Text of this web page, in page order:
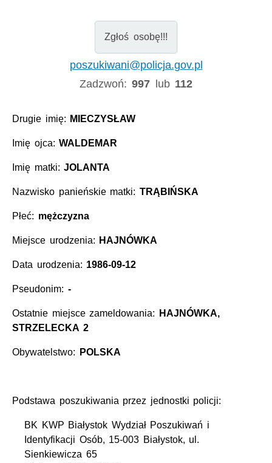
Zgłoś osobę!!!
poszukiwani@policja.gov.pl
Zadzwoń:997 lub 112
Drugie imię: MIECZYSŁAW
Imię ojca:WALDEMAR
Imię matki:JOLANTA
Nazwisko panieńskie matki: TRĄBIŃSKA
Płeć: mężczyzna
Miejsce urodzenia: HAJNÓWKA
Data urodzenia: 1986-09-12
Pseudonim: -
Ostatnie miejsce zameldowania:
HAJNÓWKA,
STRZELECKA 2
Obywatelstwo: POLSKA
Podstawa poszukiwania przez jednostki policji:
BK KWP Białystok Wydział Poszukiwań i
Identyfikacji Osób, 15-003 Białystok, ul.
Sienkiewicza 65